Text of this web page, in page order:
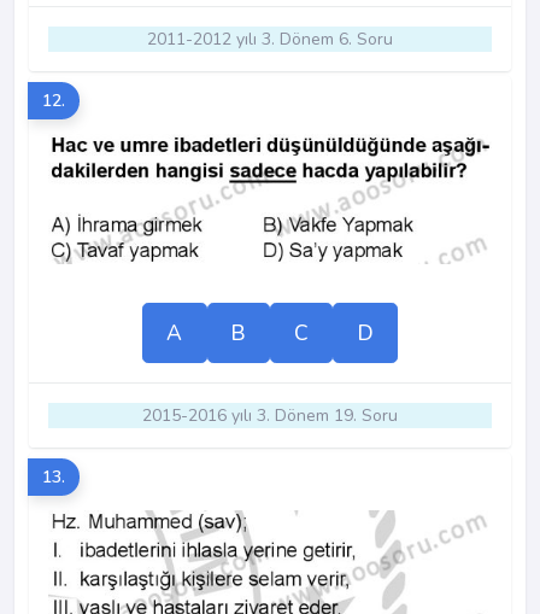
2011-2012 yılı 3. Dönem 6. Soru
12.
A B C D
2015-2016 yılı 3. Dönem 19. Soru
13.